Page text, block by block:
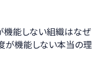
機能しない組織はなぜ
が機能しない本当の理